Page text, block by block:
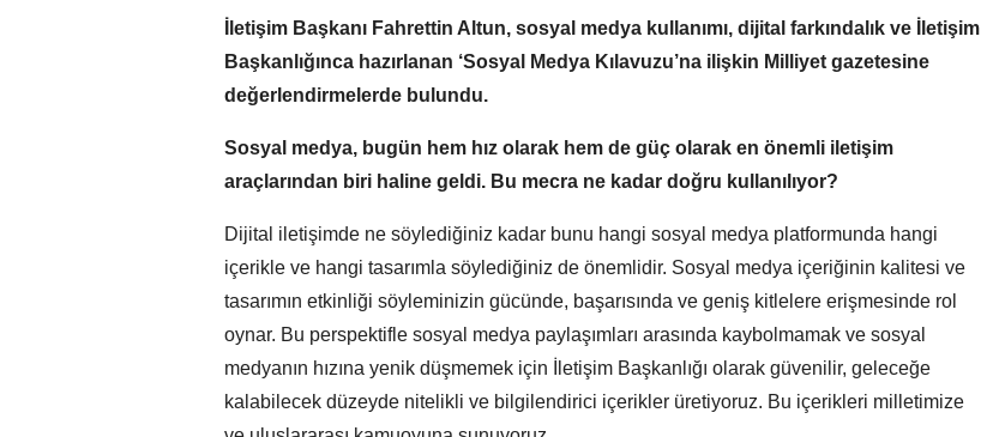
İletişim Başkanı Fahrettin Altun, sosyal medya kullanımı, dijital farkındalık ve İletişim
Başkanlığınca hazırlanan ‘Sosyal Medya Kılavuzu’na ilişkin Milliyet gazetesine
değerlendirmelerde bulundu.
Sosyal medya, bugün hem hız olarak hem de güç olarak en önemli iletişim
araçlarından biri haline geldi. Bu mecra ne kadar doğru kullanılıyor?
Dijital iletişimde ne söylediğiniz kadar bunu hangi sosyal medya platformunda hangi
içerikle ve hangi tasarımla söylediğiniz de önemlidir. Sosyal medya içeriğinin kalitesi ve
tasarımın etkinliği söyleminizin gücünde, başarısında ve geniş kitlelere erişmesinde rol
oynar. Bu perspektifle sosyal medya paylaşımları arasında kaybolmamak ve sosyal
medyanın hızına yenik düşmemek için İletişim Başkanlığı olarak güvenilir, geleceğe
kalabilecek düzeyde nitelikli ve bilgilendirici içerikler üretiyoruz. Bu içerikleri milletimize